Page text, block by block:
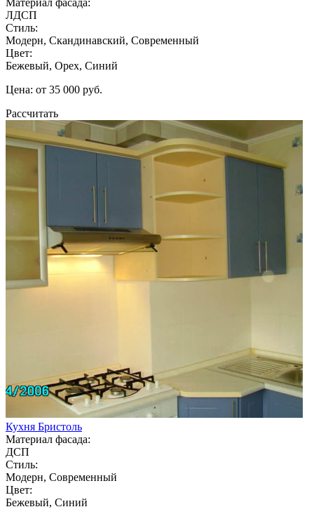
ЛДСП
Стиль:
Модерн, Скандинавский, Современный
Цвет:
Бежевый, Орех, Синий
Цена: от 35 000 руб.
Рассчитать
Кухня Бристоль
Материал фасада:
ДСП
Стиль:
Модерн, Современный
Цвет:
Бежевый, Синий